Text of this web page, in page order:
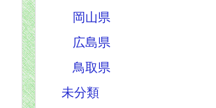
岡山県
広島県
鳥取県
未分類